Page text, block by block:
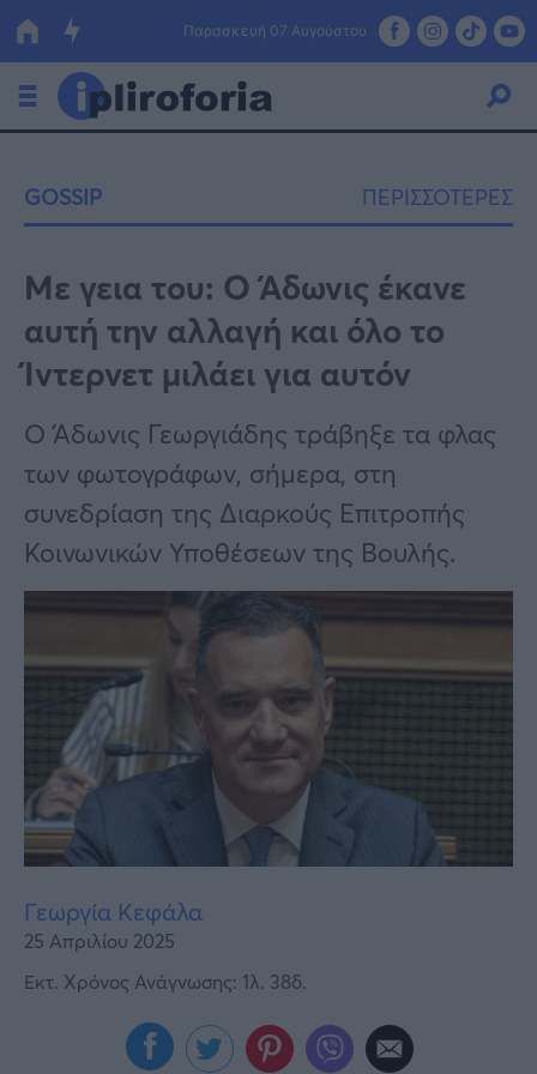
Παρασκευή 07 Αυγούστου
Οικονομία
Πολιτική
Τράπεζες
Επιδοτήσεις
ΕΣΠΑ
Κόσμος
Lifestyle
Αθλητικά
Υγεία
Γυναίκα
Καιρός
GOSSIP ΠΕΡΙΣΣΟΤΕΡΕΣ
Με γεια του: Ο Άδωνις έκανε
αυτή την αλλαγή και όλο το
Ίντερνετ μιλάει για αυτόν
Ο Άδωνις Γεωργιάδης τράβηξε τα φλας
των φωτογράφων, σήμερα, στη
συνεδρίαση της Διαρκούς Επιτροπής
Κοινωνικών Υποθέσεων της Βουλής.
Γεωργία Κεφάλα
25 Απριλίου 2025
Εκτ. Χρόνος Ανάγνωσης: 1λ. 38δ.